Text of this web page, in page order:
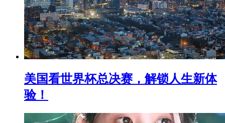
美国看世界杯总决赛，解锁人生新体
验！